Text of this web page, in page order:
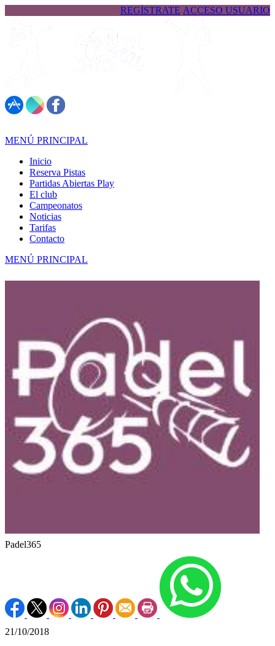
REGÍSTRATE ACCESO USUARIO
MENÚ PRINCIPAL
Inicio
Reserva Pistas
Partidas Abiertas Play
El club
Campeonatos
Noticias
Tarifas
Contacto
MENÚ PRINCIPAL
Padel365
21/10/2018